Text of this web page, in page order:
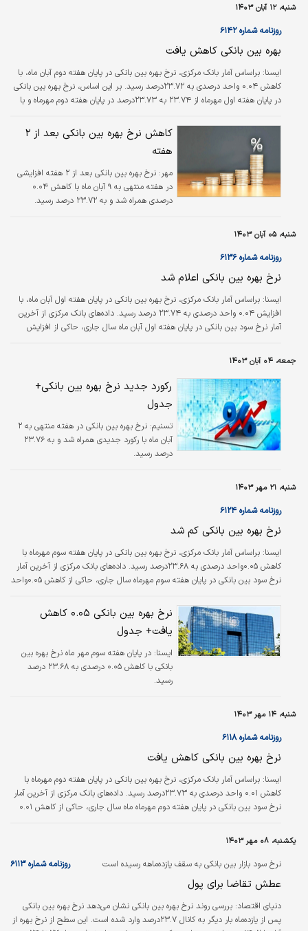
شنبه، ۱۲ آبان ۱۴۰۳
روزنامه شماره ۶۱۴۲
بهره بین بانکی کاهش یافت
ایسنا: براساس آمار بانک مرکزی، نرخ بهره بین بانکی در پایان هفته دوم آبان ماه، با
کاهش ۰.۰۴ واحد درصدی به ۲۳.۷۲درصد رسید. بر این اساس، نرخ بهره بین بانکی
در پایان هفته اول مهرماه از ۲۳.۷۴ به ۲۳.۷۳درصد در پایان هفته دوم مهرماه و با
۰.۰۴ واحد درصدی به ۲۳.۷۲ در پایان هفته چهارم مهر ماه و در پایان هفته اول آبان
ماه با افزایش ۰.۰۴ واحد درصدی به ۲۳.۷۶ درصد رسید که بالاترین نرخ بهره بین
بانکی از ابتدای سال جاری بوده و در نهایت در…
کاهش نرخ بهره بین بانکی بعد از ۲
هفته
مهر:
نرخ بهره بین بانکی بعد از ۲ هفته افزایشی
در هفته منتهی به ۹ آبان ماه با کاهش ۰.۰۴
درصدی همراه شد و به ۲۳.۷۲ درصد رسید.
شنبه، ۰۵ آبان ۱۴۰۳
روزنامه شماره ۶۱۳۶
نرخ بهره بین بانکی اعلام شد
ایسنا: براساس آمار بانک مرکزی، نرخ بهره بین بانکی در پایان هفته اول آبان ماه، با
افزایش ۰.۰۴ واحد درصدی به ۲۳.۷۴ درصد رسید. داده‌های بانک مرکزی از آخرین
آمار نرخ سود بین بانکی در پایان هفته اول آبان ماه سال جاری، حاکی از افزایش
سوم مهر، با افزایش ۰.۰۴ واحد درصدی به ۲۳.۷۲…
جمعه، ۰۴ آبان ۱۴۰۳
رکورد جدید نرخ بهره بین بانکی+
جدول
تسنیم:
نرخ بهره بین بانکی در هفته منتهی به ۲
آبان ماه با رکورد جدیدی همراه شد و به ۲۳.۷۶
درصد رسید.
شنبه، ۲۱ مهر ۱۴۰۳
روزنامه شماره ۶۱۲۴
نرخ بهره بین بانکی کم شد
ایسنا: براساس آمار بانک مرکزی، نرخ بهره بین بانکی در پایان هفته سوم مهرماه با
کاهش ۰.۰۵واحد درصدی به ۲۳.۶۸درصد رسید. داده‌های بانک مرکزی از آخرین آمار
نرخ سود بین بانکی در پایان هفته سوم مهرماه سال جاری، حاکی از کاهش ۰.۰۵واحد
بین بانکی در پایان هفته اول مهرماه از ۲۳.۷۴ به ۲۳.۷۳درصد در پایان هفته دوم
مهرماه رسید و در پایان هفته سوم مهرماه با کاهش ۰.۰۵واحد درصدی به
۲۳.۶۸درصد رسید. مطابق آمارهای بانک مرکزی، ماه گذشته، در…
نرخ بهره بین بانکی ۰.۰۵ کاهش
یافت+ جدول
ايسنا: در پایان هفته سوم مهر ماه نرخ بهره بین
بانکی با کاهش ۰.۰۵ درصدی به ۲۳.۶۸ درصد
رسید.
شنبه، ۱۴ مهر ۱۴۰۳
روزنامه شماره ۶۱۱۸
نرخ بهره بین بانکی کاهش یافت
ایسنا: براساس آمار بانک مرکزی، نرخ بهره بین بانکی در پایان هفته دوم مهرماه با
کاهش ۰.۰۱ واحد درصدی به ۲۳.۷۳درصد رسید. داده‌های بانک مرکزی از آخرین آمار
نرخ سود بین بانکی در پایان هفته دوم مهرماه ماه سال جاری، حاکی از کاهش ۰.۰۱
دوم مهرماه رسید. مطابق آمارهای بانک مرکزی، نرخ بهره بین بانکی در هفته ابتدایی
شهریور ماه، ۲۳.۷درصد بود که در هفته دوم با…
یکشنبه، ۰۸ مهر ۱۴۰۳
نرخ سود بازار بین بانکی به سقف یازده‌ماهه رسیده است روزنامه شماره ۶۱۱۳
عطش تقاضا برای پول
دنیای اقتصاد: بررسی روند نرخ بهره بین بانکی نشان می‌دهد نرخ بهره بین بانکی
پس از یازده‌ماه بار دیگر به کانال ۲۳.۷درصد وارد شده است. این سطح از نرخ بهره از